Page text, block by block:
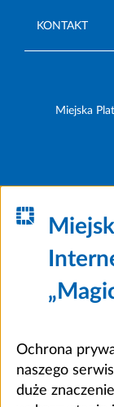
KONTAKT
Miejska
Ochrona
naszego
duże